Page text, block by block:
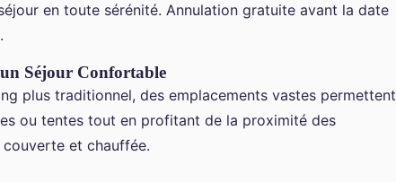
en toute sérénité. Annulation gratuite avant la date
Séjour Confortable
plus traditionnel, des emplacements vastes permettent
ou tentes tout en profitant de la proximité des
et chauffée.